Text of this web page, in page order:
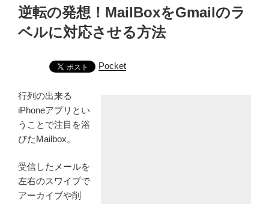
稿
日:
逆転の発想！MailBoxをGmailのラ
ベルに対応させる方法
Pocket
行列の出来る
iPhoneアプリとい
うことで注目を浴
びたMailbox。
受信したメールを
左右のスワイプで
アーカイブや削